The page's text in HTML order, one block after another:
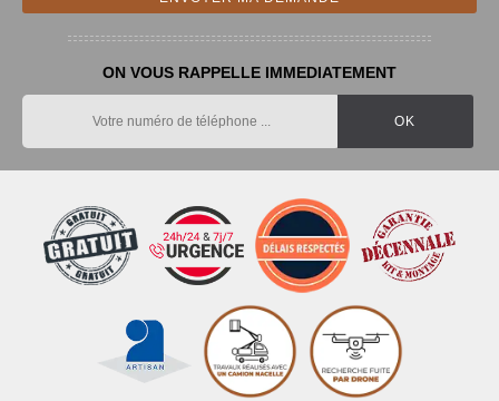
ON VOUS RAPPELLE IMMEDIATEMENT